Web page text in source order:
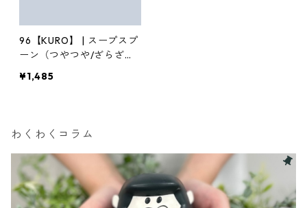
96【KURO】 | スープスプ
ーン（つやつや/ざらざ
¥1,485
わくわくコラム